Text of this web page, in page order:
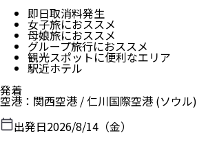
即日取消料発生
女子旅におススメ
母娘旅におススメ
グループ旅行におススメ
観光スポットに便利なエリア
駅近ホテル
発着
空港 ： 関西空港 /仁川国際空港 (ソウル)
出発日2026/8/14（金）